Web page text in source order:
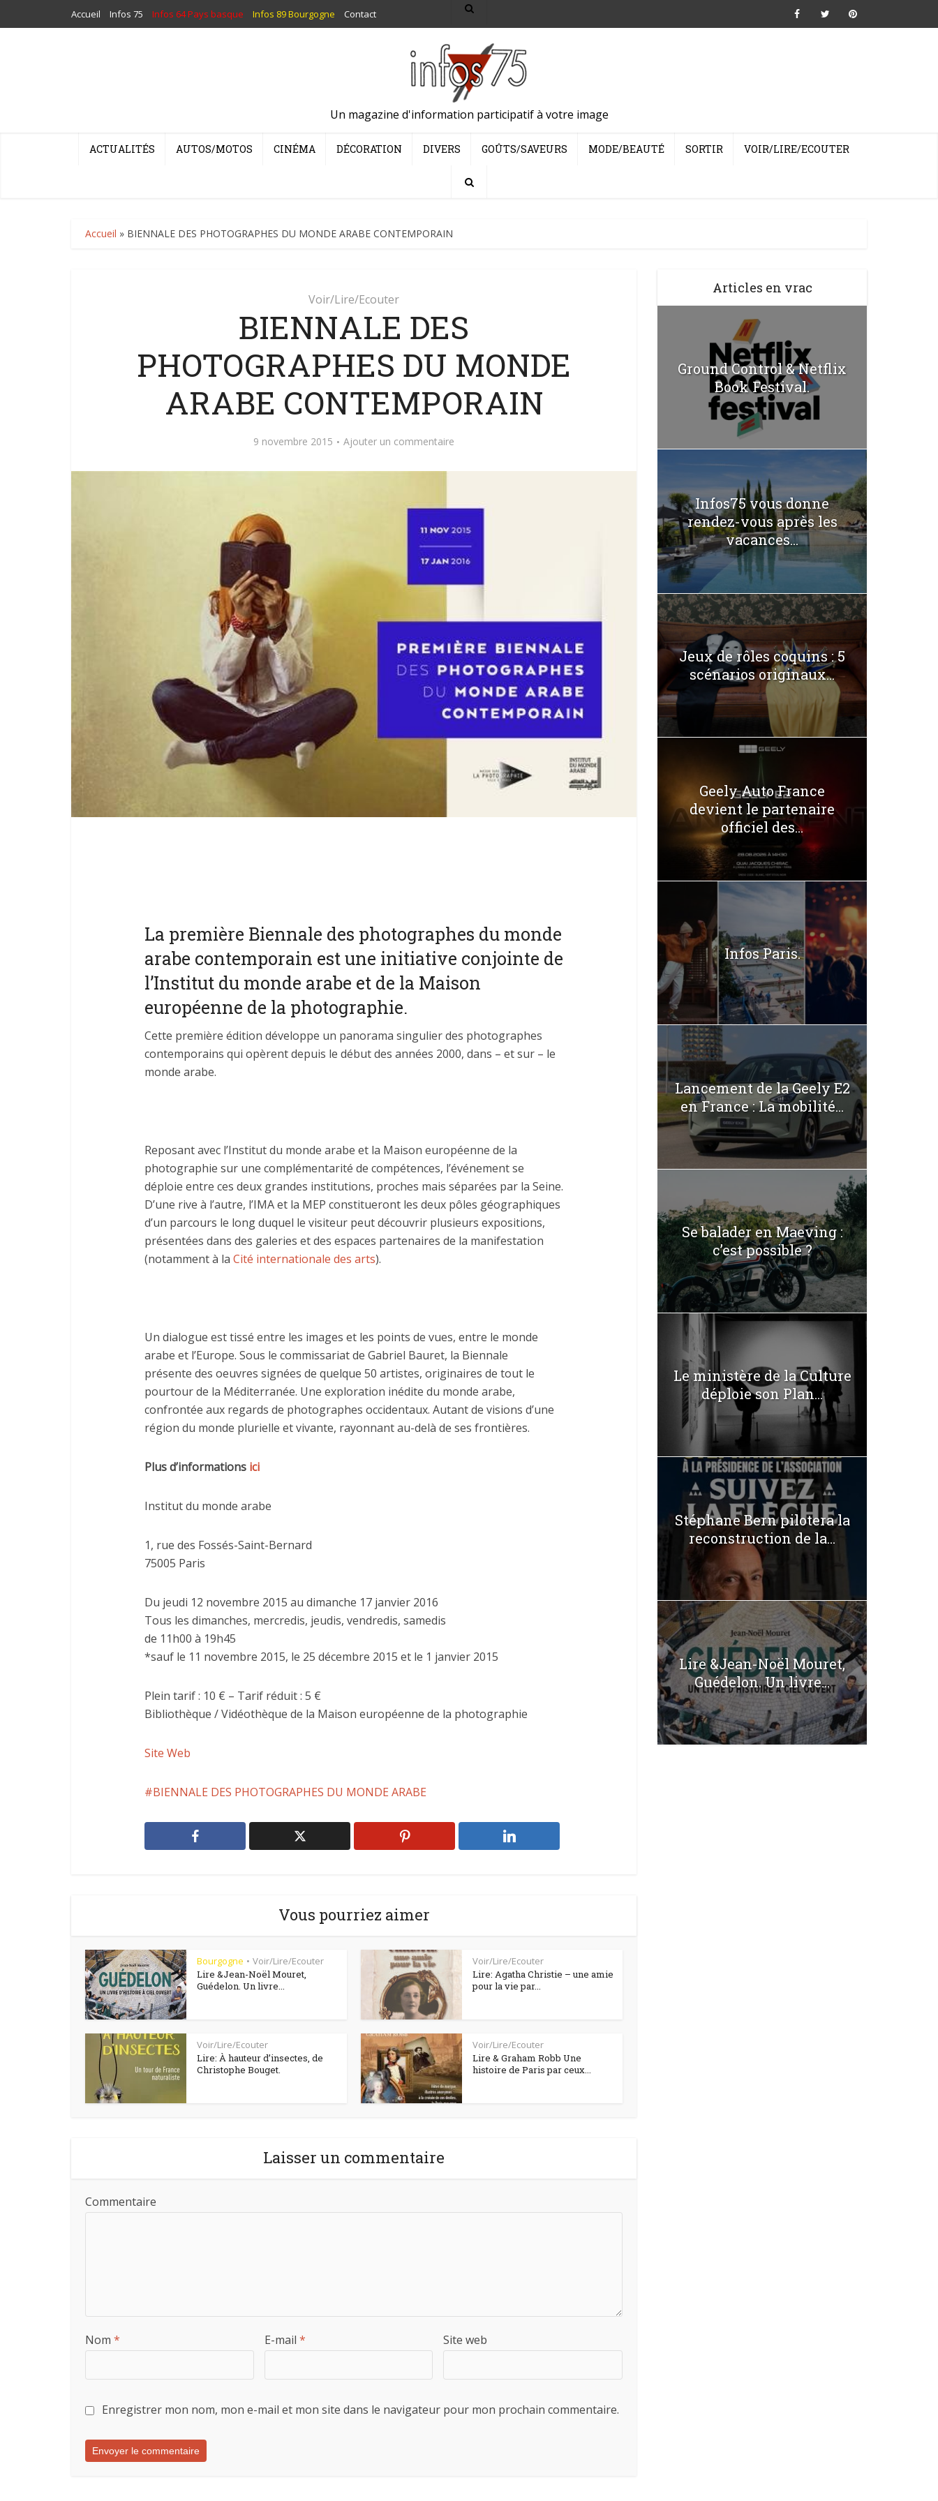
Accueil Infos 75 Infos 64 Pays basque Infos 89 Bourgogne Contact
Un magazine d'information participatif à votre image
ACTUALITÉS AUTOS/MOTOS CINÉMA DÉCORATION DIVERS GOÛTS/SAVEURS MODE/BEAUTÉ SORTIR VOIR/LIRE/ECOUTER
Accueil » BIENNALE DES PHOTOGRAPHES DU MONDE ARABE CONTEMPORAIN
Voir/Lire/Ecouter
BIENNALE DES
PHOTOGRAPHES DU MONDE
ARABE CONTEMPORAIN
9 novembre 2015 Ajouter un commentaire
La première Biennale des photographes du monde
arabe contemporain est une initiative conjointe de
l’Institut du monde arabe et de la Maison
européenne de la photographie.
Cette première édition développe un panorama singulier des photographes
contemporains qui opèrent depuis le début des années 2000, dans – et sur – le
monde arabe.
Reposant avec l’Institut du monde arabe et la Maison européenne de la
photographie sur une complémentarité de compétences, l’événement se
déploie entre ces deux grandes institutions, proches mais séparées par la Seine.
D’une rive à l’autre, l’IMA et la MEP constitueront les deux pôles géographiques
d’un parcours le long duquel le visiteur peut découvrir plusieurs expositions,
présentées dans des galeries et des espaces partenaires de la manifestation
(notamment à la Cité internationale des arts).
Un dialogue est tissé entre les images et les points de vues, entre le monde
arabe et l’Europe. Sous le commissariat de Gabriel Bauret, la Biennale
présente des oeuvres signées de quelque 50 artistes, originaires de tout le
pourtour de la Méditerranée. Une exploration inédite du monde arabe,
confrontée aux regards de photographes occidentaux. Autant de visions d’une
région du monde plurielle et vivante, rayonnant au-delà de ses frontières.
Plus d’informations ici
Institut du monde arabe
1, rue des Fossés-Saint-Bernard
75005 Paris
Du jeudi 12 novembre 2015 au dimanche 17 janvier 2016
Tous les dimanches, mercredis, jeudis, vendredis, samedis
de 11h00 à 19h45
*sauf le 11 novembre 2015, le 25 décembre 2015 et le 1 janvier 2015
Plein tarif : 10 € – Tarif réduit : 5 €
Bibliothèque / Vidéothèque de la Maison européenne de la photographie
Site Web
BIENNALE DES PHOTOGRAPHES DU MONDE ARABE
Vous pourriez aimer
Bourgogne • Voir/Lire/Ecouter
Lire &Jean-Noël Mouret,
Guédelon. Un livre...
Voir/Lire/Ecouter
Lire: Agatha Christie – une amie
pour la vie par...
Voir/Lire/Ecouter
Lire: À hauteur d’insectes, de
Christophe Bouget.
Voir/Lire/Ecouter
Lire & Graham Robb Une
histoire de Paris par ceux...
Laisser un commentaire
Commentaire
Nom * E-mail * Site web
Enregistrer mon nom, mon e-mail et mon site dans le navigateur pour mon prochain commentaire.
Articles en vrac
Ground Control & Netflix
Book Festival.
Infos75 vous donne
rendez-vous après les
vacances...
Jeux de rôles coquins : 5
scénarios originaux...
Geely Auto France
devient le partenaire
officiel des...
Infos Paris.
Lancement de la Geely E2
en France : La mobilité...
Se balader en Maeving :
c’est possible ?
Le ministère de la Culture
déploie son Plan...
Stéphane Bern pilotera la
reconstruction de la...
Lire &Jean-Noël Mouret,
Guédelon. Un livre...